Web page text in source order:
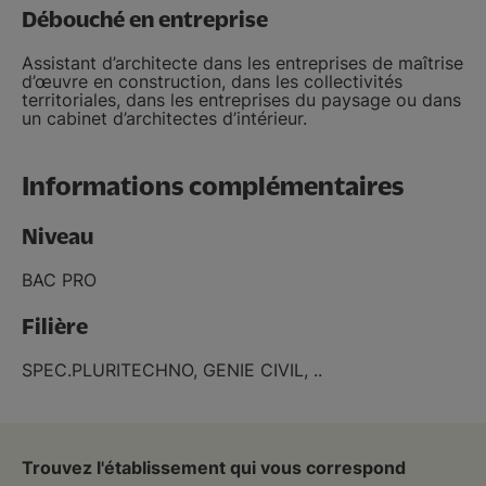
Débouché en entreprise
Assistant d’architecte dans les entreprises de maîtrise
d’œuvre en construction, dans les collectivités
territoriales, dans les entreprises du paysage ou dans
un cabinet d’architectes d’intérieur.
Informations complémentaires
Niveau
BAC PRO
Filière
SPEC.PLURITECHNO, GENIE CIVIL, ..
Trouvez l'établissement qui vous correspond